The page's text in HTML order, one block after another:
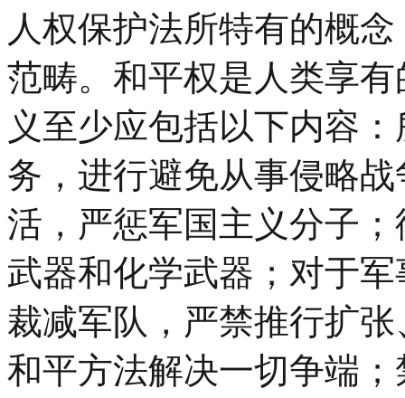
人权保护法所特有的概
范畴。和平权是人类享
义至少应包括以下内容
务，进行避免从事侵略
活，严惩军国主义分子
武器和化学武器；对于
裁减军队，严禁推行扩
和平方法解决一切争端